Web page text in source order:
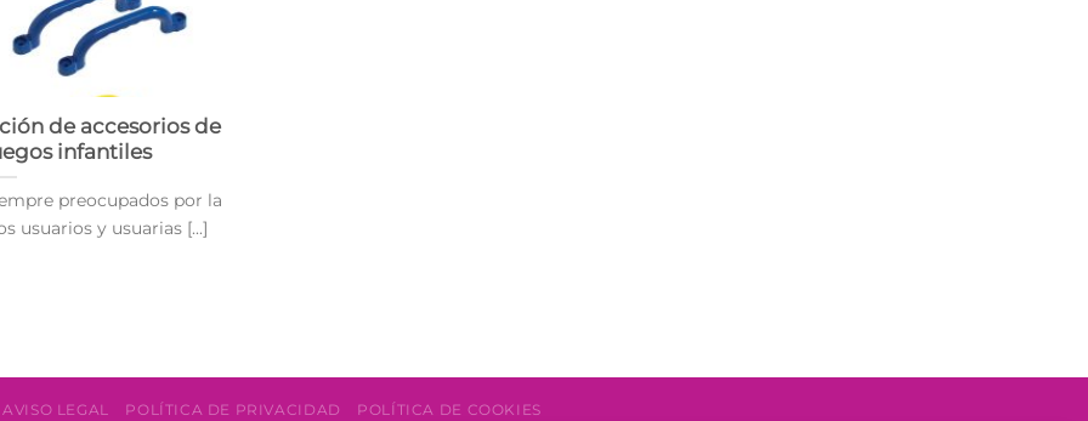
de accesorios de
infantiles
preocupados por la
usuarios y usuarias [...]
AVISO LEGAL POLÍTICA DE PRIVACIDAD POLÍTICA DE COOKIES